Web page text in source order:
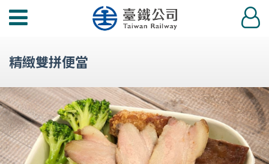
功
單
登
入
精緻雙拼便當